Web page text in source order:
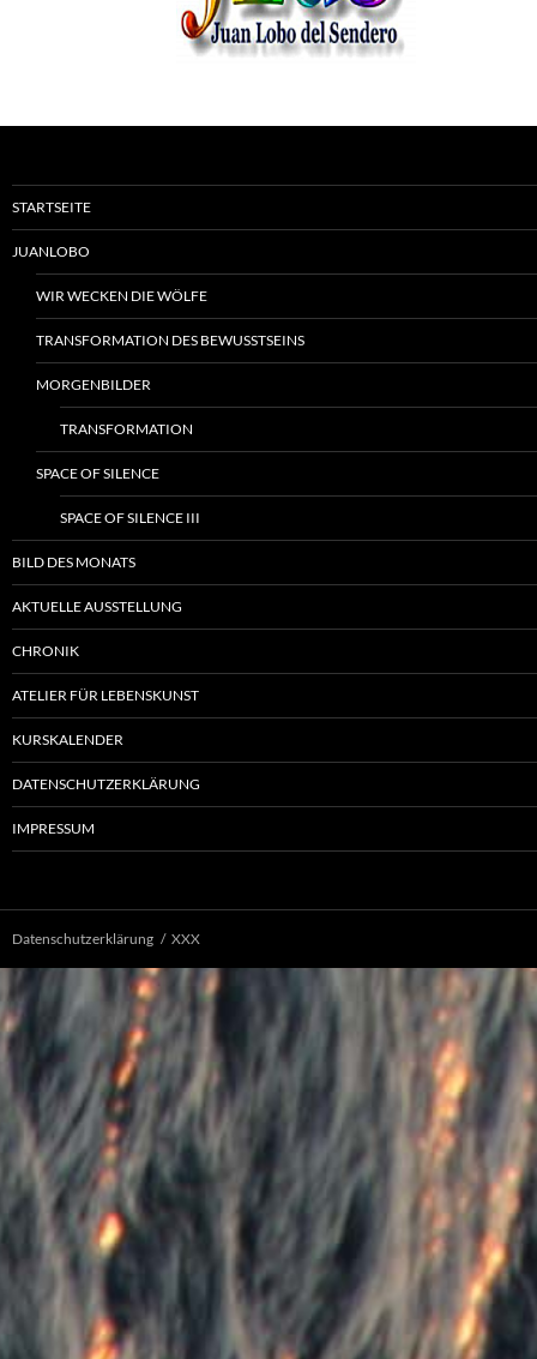
STARTSEITE
JUANLOBO
WIR WECKEN DIE WÖLFE
TRANSFORMATION DES BEWUSSTSEINS
MORGENBILDER
TRANSFORMATION
SPACE OF SILENCE
SPACE OF SILENCE III
BILD DES MONATS
AKTUELLE AUSSTELLUNG
CHRONIK
ATELIER FÜR LEBENSKUNST
KURSKALENDER
DATENSCHUTZERKLÄRUNG
IMPRESSUM
Datenschutzerklärung XXX